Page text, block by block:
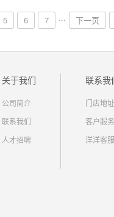
5 6 7 ... 下一页
关于我们
公司简介
联系我们
人才招聘
联系我
门店地址
客户服务
洋洋客服